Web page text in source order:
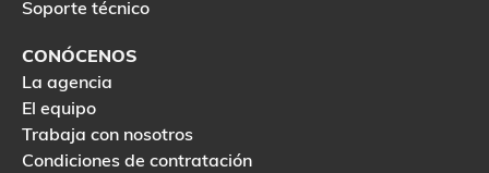
Soporte técnico
CONÓCENOS
La agencia
El equipo
Trabaja con nosotros
Condiciones de contratación